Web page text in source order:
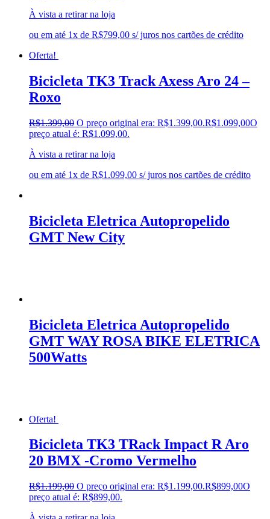
À vista a retirar na loja
ou em até 1x de R$799,00 s/ juros nos cartões de crédito
Oferta!
Bicicleta TK3 Track Axess Aro 24 –
Roxo
R$1.399,00 O preço original era: R$1.399,00.R$1.099,00O
preço atual é: R$1.099,00.
À vista a retirar na loja
ou em até 1x de R$1.099,00 s/ juros nos cartões de crédito
Bicicleta Eletrica Autopropelido
GMT New City
Bicicleta Eletrica Autopropelido
GMT WAY ROSA BIKE ELETRICA
500Watts
Oferta!
Bicicleta TK3 TRack Impact R Aro
20 BMX -Cromo Vermelho
R$1.199,00 O preço original era: R$1.199,00.R$899,00O
preço atual é: R$899,00.